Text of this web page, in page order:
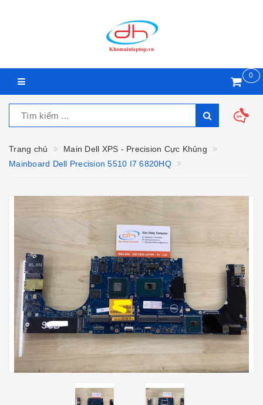
0
Trang chủ
Main Dell XPS - Precision Cực Khủng
Mainboard Dell Precision 5510 I7 6820HQ